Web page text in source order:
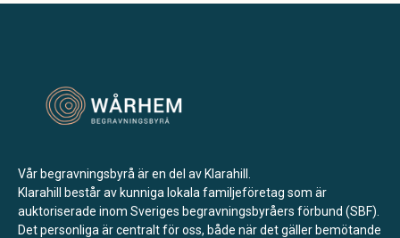
Vår begravningsbyrå är en del av Klarahill.
Klarahill består av kunniga lokala familjeföretag som är
auktoriserade inom Sveriges begravningsbyråers förbund (SBF).
Det personliga är centralt för oss, både när det gäller bemötande